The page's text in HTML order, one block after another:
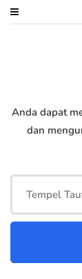
Anda dapat
dan